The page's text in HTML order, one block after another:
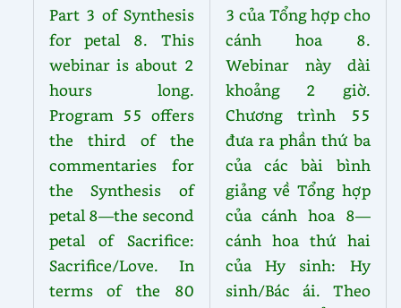
Part 3 of Synthesis
for petal 8. This
webinar is about 2
hours long.
Program 55 offers
the third of the
commentaries for
the Synthesis of
petal 8—the second
petal of Sacrifice:
Sacrifice/Love. In
terms of the 80
3 của Tổng hợp cho
cánh hoa 8.
Webinar này dài
khoảng 2 giờ.
Chương trình 55
đưa ra phần thứ ba
của các bài bình
giảng về Tổng hợp
của cánh hoa 8—
cánh hoa thứ hai
của Hy sinh: Hy
sinh/Bác ái. Theo